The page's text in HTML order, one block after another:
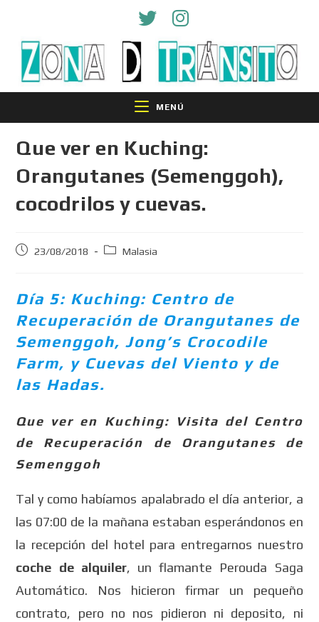
MENÚ
Que ver en Kuching:
Orangutanes (Semenggoh),
cocodrilos y cuevas.
23/08/2018 Malasia
Día 5: Kuching: Centro de
Recuperación de Orangutanes de
Semenggoh, Jong’s Crocodile
Farm, y Cuevas del Viento y de
las Hadas.
Que ver en Kuching: Visita del Centro
de Recuperación de Orangutanes de
Semenggoh
Tal y como habíamos apalabrado el día anterior, a
las 07:00 de la mañana estaban esperándonos en
la recepción del hotel para entregarnos nuestro
coche de alquiler, un flamante Perouda Saga
Automático. Nos hicieron firmar un pequeño
contrato, pero no nos pidieron ni deposito, ni